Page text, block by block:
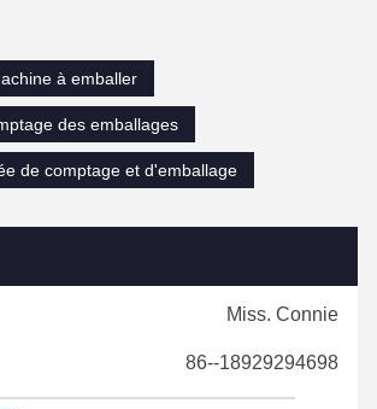
à emballer
des emballages
de comptage et d'emballage
Miss. Connie
86--18929294698